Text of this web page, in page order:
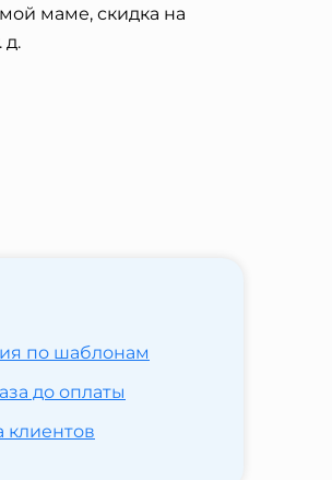
маме, скидка на
д.
по шаблонам
до оплаты
клиентов